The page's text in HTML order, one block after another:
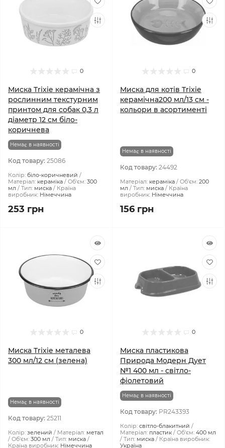
0
Миска Trixie керамічна з
рослинним текстурним
принтом для собак 0,3 л
діаметр 12 см біло-
коричнева
Немає в наявності
Код товару: 25086
Колір: біло-коричневий
Матеріал: кераміка Об'єм: 300
мл
Тип: миска
Країна
виробник: Німеччина
253 грн
0
Миска для котів Trixie
керамічна200 мл/13 см -
кольори в асортименті
Немає в наявності
Код товару: 24492
Матеріал: кераміка Об'єм: 200
мл
Тип: миска
Країна
виробник: Німеччина
156 грн
0
Миска Trixie металева
300 мл/12 см (зелена)
Немає в наявності
Код товару: 25211
Колір: зелений Матеріал: метал
Об'єм: 300 мл Тип: миска
Країна виробник: Німеччина
0
Миска пластикова
Природа Модерн Дует
№1 400 мл - світло-
фіолетовий
Немає в наявності
Код товару: PR243393
Колір: світло-блакитний
Матеріал: пластик Об'єм: 400 мл
Тип: миска
Країна виробник:
Україна